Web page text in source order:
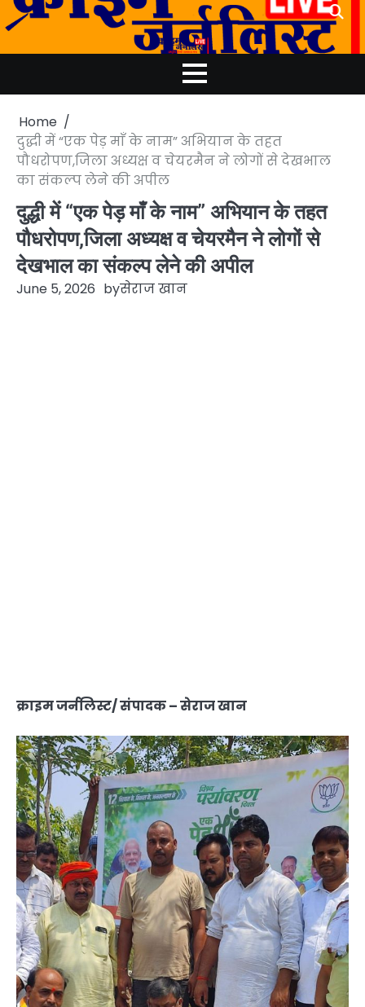
Skip
to
Home
दुद्धी में “एक पेड़ माँ के नाम” अभियान के तहत
पौधरोपण,जिला अध्यक्ष व चेयरमैन ने लोगों से देखभाल
का संकल्प लेने की अपील
दुद्धी में “एक पेड़ माँ के नाम” अभियान के तहत
पौधरोपण,जिला अध्यक्ष व चेयरमैन ने लोगों से
देखभाल का संकल्प लेने की अपील
June 5, 2026 byसेराज खान
क्राइम जर्नलिस्ट/ संपादक – सेराज खान